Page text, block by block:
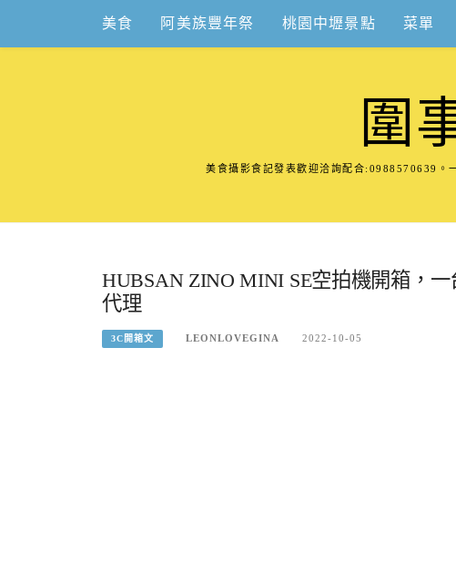
content
美食 阿美族豐年祭 桃園中壢景點 菜單
圍
美食攝影食記發表歡迎洽詢配合:0988570639。
HUBSAN ZINO MINI SE空拍機開箱，
代理
3C開箱文 LEONLOVEGINA 2022-10-05